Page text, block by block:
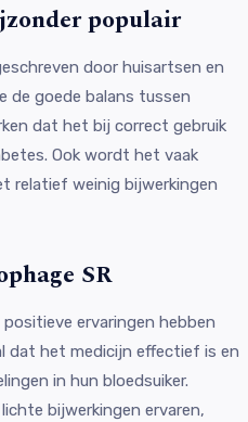
populair
door huisartsen en
de goede balans tussen
dat het bij correct gebruik
Ook wordt het vaak
relatief weinig bijwerkingen
SR
ervaringen hebben
dat het medicijn effectief is en
in hun bloedsuiker.
bijwerkingen ervaren,